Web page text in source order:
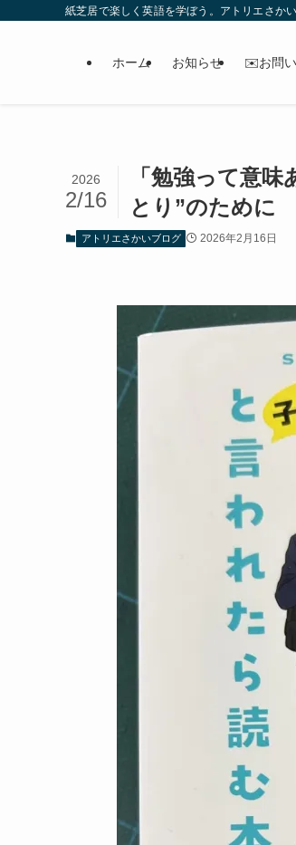
紙芝居で楽しく英語を学ぼう。アトリエさか
ホーム お知らせ ✉️お問
「勉強って意
とり”のために
2026
2/16
アトリエさかいブログ 2026年2月16日